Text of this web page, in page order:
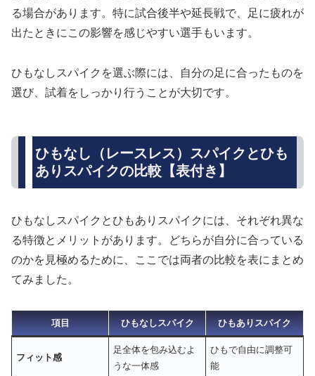
る場合があります。特に試合後半や延長戦で、足に疲れが
出たときにこの影響を感じやすい選手もいます。
ひもなしスパイクを選ぶ際には、自分の足に合ったものを
選び、試着をしっかり行うことが大切です。
ひもなし（レースレス）スパイクとひも
ありスパイクの比較【表付き】
ひもなしスパイクとひもありスパイクには、それぞれ異な
る特徴とメリットがあります。どちらが自分に合っている
のかを見極めるために、ここでは両者の比較を表にまとめ
てみました。
項目 ひもなしスパイク ひもありスパイク
フィット感
足全体を包み込むよ
うな一体感
ひもで自由に調整可
能